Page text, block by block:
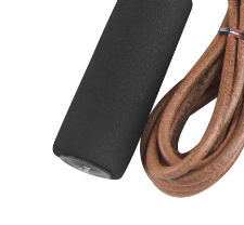
Πολεμικές Τέχνες
Yoga – Pilates – Massage
Δάπεδα Γυμναστηρίου